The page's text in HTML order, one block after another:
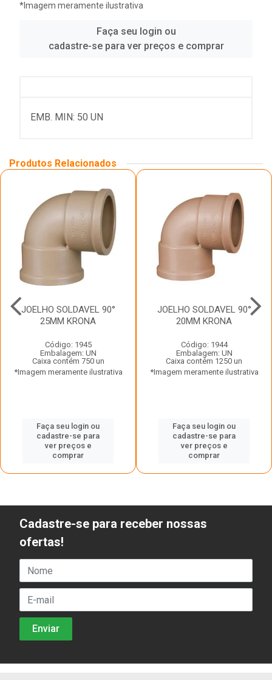
*Imagem meramente ilustrativa
Faça seu login ou
cadastre-se para ver preços e comprar
EMB. MIN: 50 UN
Produtos Relacionados
JOELHO SOLDAVEL 90°
25MM KRONA
Código: 1945
Embalagem: UN
Caixa contém 750 un
*Imagem meramente ilustrativa
Faça seu login ou
cadastre-se para
ver preços e
comprar
JOELHO SOLDAVEL 90°
20MM KRONA
Código: 1944
Embalagem: UN
Caixa contém 1250 un
*Imagem meramente ilustrativa
Faça seu login ou
cadastre-se para
ver preços e
comprar
Cadastre-se para receber nossas
ofertas!